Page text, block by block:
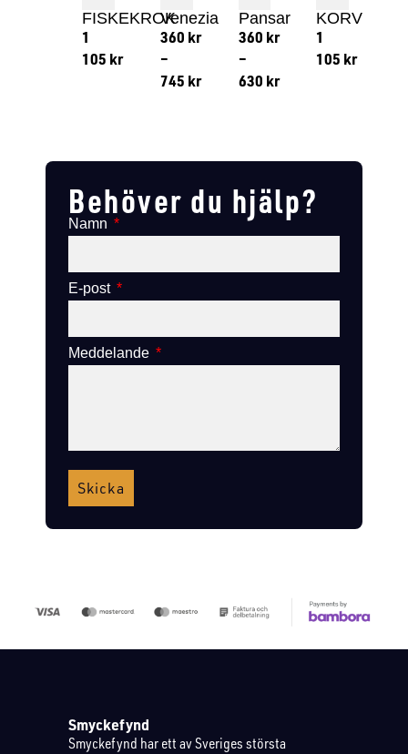
FISKEKROK
1
105 kr
Venezia
360 kr
–
745 kr
Pansar
360 kr
–
630 kr
KORV
1
105 kr
Behöver du hjälp?
Namn
E-post
Meddelande
Skicka
Smyckefynd
Smyckefynd har ett av Sveriges största